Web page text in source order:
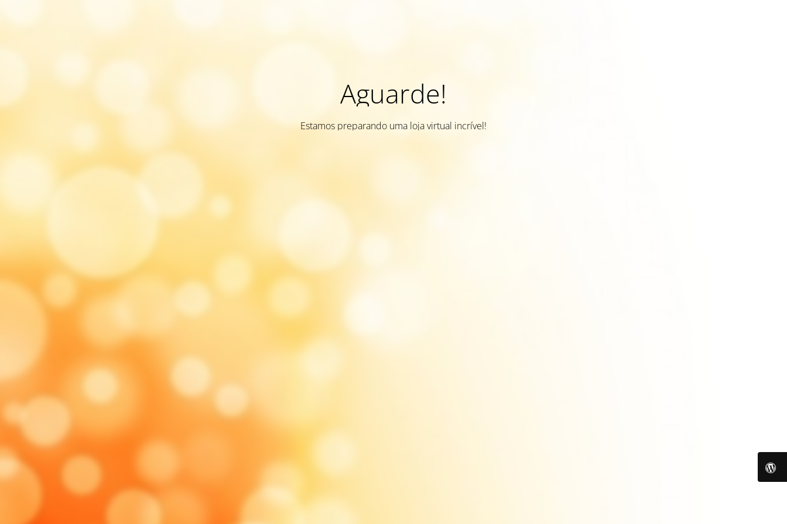
Aguarde!
Estamos preparando uma loja virtual incrível!